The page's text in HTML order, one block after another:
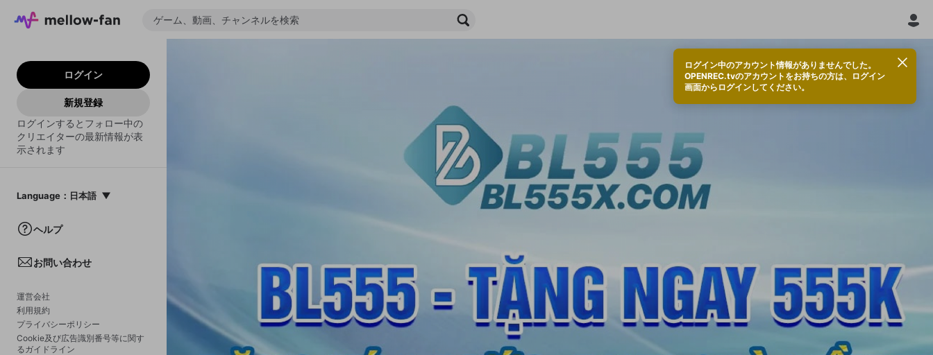
ログイン
新規登録
ログインするとフォロー中の
クリエイターの最新情報が表
示されます
Language ： 日本語
中文(簡体)
ヘルプ
お問い合わせ
運営会社
利用規約
プライバシーポリシー
Cookie及び広告識別番号等に関す
るガイドライン
ログイン中のアカウント情報がありませんでした。
OPENREC.tvのアカウントをお持ちの方は、ログイン
画面からログインしてください。